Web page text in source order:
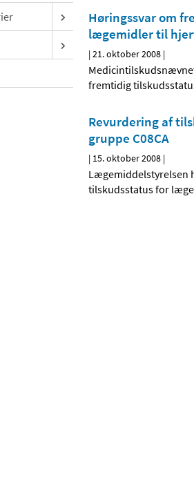
Høringssvar om
lægemidler til
|21. oktober 2008 |
fremtidig
Revurdering af
gruppe C08CA
| 15. oktober 2008 |
Lægemiddelstyrelsen
tilskudsstatus for